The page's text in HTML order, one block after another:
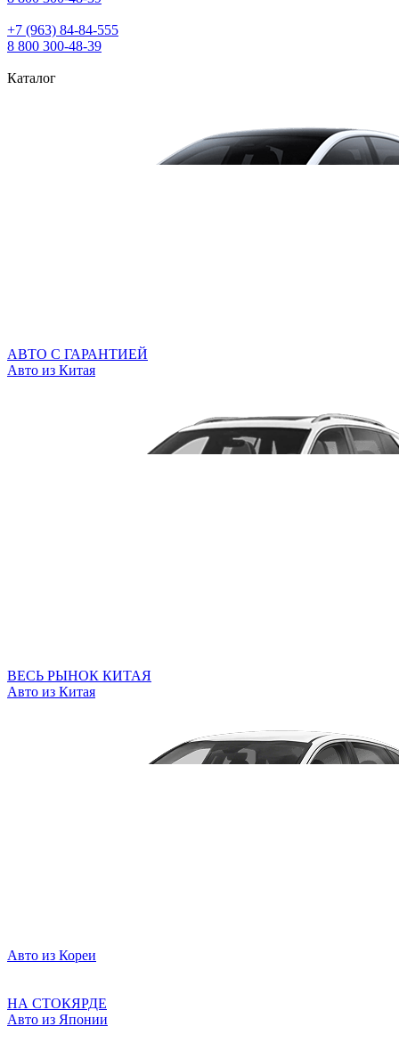
+7 (963) 84‑84‑555
8 800 300‑48‑39
Каталог
АВТО С ГАРАНТИЕЙ
Авто из Китая
ВЕСЬ РЫНОК КИТАЯ
Авто из Китая
Авто из Кореи
НА СТОКЯРДЕ
Авто из Японии